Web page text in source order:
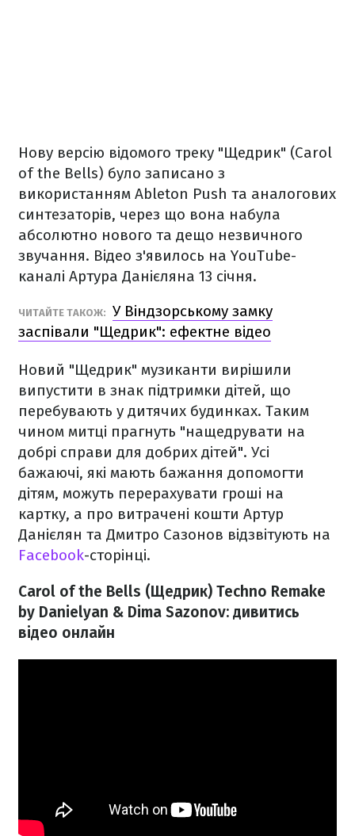
Нову версію відомого треку "Щедрик" (Carol
of the Bells) було записано з
використанням Ableton Push та аналогових
синтезаторів, через що вона набула
абсолютно нового та дещо незвичного
звучання. Відео з'явилось на YouTube-
каналі Артура Данієляна 13 січня.
ЧИТАЙТЕ ТАКОЖ: У Віндзорському замку
заспівали "Щедрик": ефектне відео
Новий "Щедрик" музиканти вирішили
випустити в знак підтримки дітей, що
перебувають у дитячих будинках. Таким
чином митці прагнуть "нащедрувати на
добрі справи для добрих дітей". Усі
бажаючі, які мають бажання допомогти
дітям, можуть перерахувати гроші на
картку, а про витрачені кошти Артур
Данієлян та Дмитро Сазонов відзвітують на
Facebook-сторінці.
Carol of the Bells (Щедрик) Techno Remake
by Danielyan & Dima Sazonov: дивитись
відео онлайн